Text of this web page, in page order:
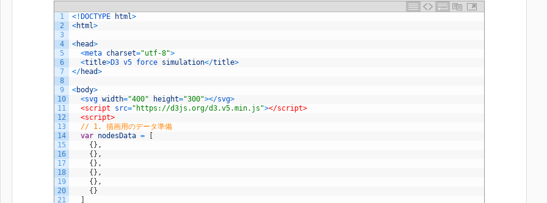
1
2
3
4
5
6
7
8
9
10
11
12
13
14
15
16
17
18
19
20
21
< !DOCTYPE html>
<html>
<head>
<meta charset="utf-8">
<title>D3 v5 force simulation</title>
</head>
<body>
<svg width="400" height="300"></svg>
<script src="https://d3js.org/d3.v5.min.js"></script>
<script>
// 1. 描画用のデータ準備
var nodesData =
[
{} ,
{} ,
{} ,
{} ,
{} ,
{}
]